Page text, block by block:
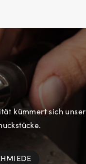
kümmert sich unser